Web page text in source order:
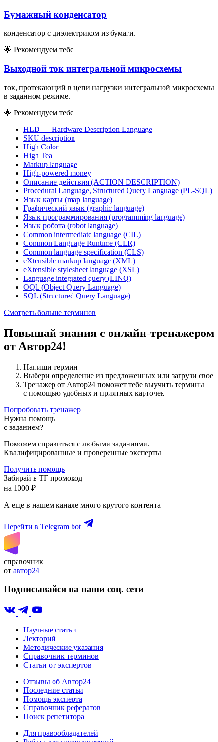
Бумажный конденсатор
конденсатор с диэлектриком из бумаги.
🌟 Рекомендуем тебе
Выходной ток интегральной микросхемы
ток, протекающий в цепи нагрузки интегральной микросхемы
в заданном режиме.
🌟 Рекомендуем тебе
HLD — Hardware Description Language
SKU description
High Color
High Tea
Markup language
High-powered money
Описание действия (ACTION DESCRIPTION)
Procedural Language, Structured Query Language (PL-SQL)
Язык карты (map language)
Графический язык (graphic language)
Язык программирования (programming language)
Язык робота (robot language)
Common intermediate language (CIL)
Common Language Runtime (CLR)
Common language specification (CLS)
eXtensible markup language (XML)
eXtensible stylesheet language (XSL)
Language integrated query (LINQ)
OQL (Object Query Language)
SQL (Structured Query Language)
Смотреть больше терминов
Повышай знания с онлайн-тренажером
от Автор24!
Напиши термин
Выбери определение из предложенных или загрузи свое
Тренажер от Автор24 поможет тебе выучить термины
с помощью удобных и приятных карточек
Попробовать тренажер
Нужна помощь
с заданием?
Поможем справиться с любыми заданиями.
Квалифицированные и проверенные эксперты
Получить помощь
Забирай в ТГ промокод
на 1000 ₽
А еще в нашем канале много крутого контента
Перейти в Telegram bot
справочник
от автор24
Подписывайся на наши соц. сети
Научные статьи
Лекторий
Методические указания
Справочник терминов
Статьи от экспертов
Отзывы об Автор24
Последние статьи
Помощь эксперта
Справочник рефератов
Поиск репетитора
Для правообладателей